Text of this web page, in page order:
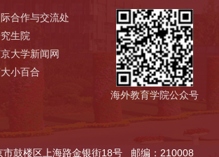
际合作与交流处
生院
大学新闻网
小百合
海外教育学院公众号
市鼓楼区上海路金银街18号 邮编：210008